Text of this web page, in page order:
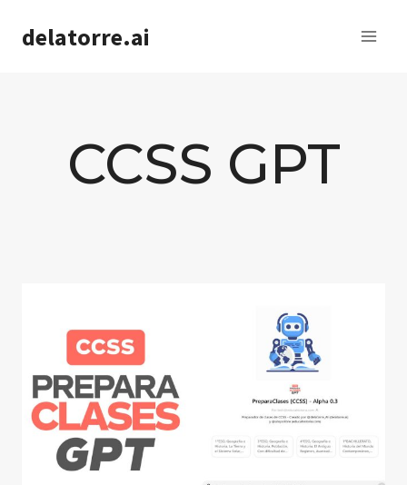
delatorre.ai
CCSS GPT